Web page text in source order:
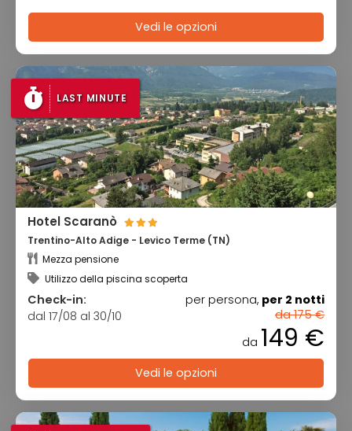
Vedi le opzioni
LAST MINUTE
Hotel Scaranò
Trentino-Alto Adige - Levico Terme (TN)
Mezza pensione
Utilizzo della piscina scoperta
Check-in:
dal 17/08 al 30/10
per persona, per 2 notti
da 175 €
da 149 €
Vedi le opzioni